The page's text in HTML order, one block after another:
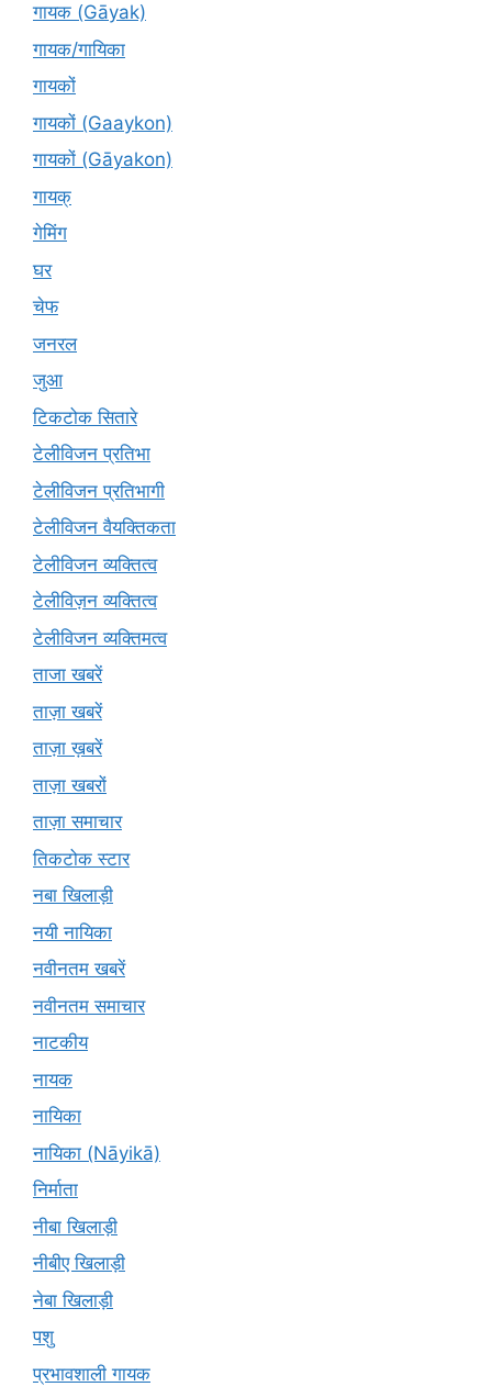
गायक (Gāyak)
गायक/गायिका
गायकों
गायकों (Gaaykon)
गायकों (Gāyakon)
गायक्
गेमिंग
घर
चेफ
जनरल
जुआ
टिकटोक सितारे
टेलीविजन प्रतिभा
टेलीविजन प्रतिभागी
टेलीविजन वैयक्तिकता
टेलीविजन व्यक्तित्व
टेलीविज़न व्यक्तित्व
टेलीविजन व्यक्तिमत्व
ताजा खबरें
ताज़ा खबरें
ताज़ा ख़बरें
ताज़ा खबरों
ताज़ा समाचार
तिकटोक स्टार
नबा खिलाड़ी
नयी नायिका
नवीनतम खबरें
नवीनतम समाचार
नाटकीय
नायक
नायिका
नायिका (Nāyikā)
निर्माता
नीबा खिलाड़ी
नीबीए खिलाड़ी
नेबा खिलाड़ी
पशु
प्रभावशाली गायक